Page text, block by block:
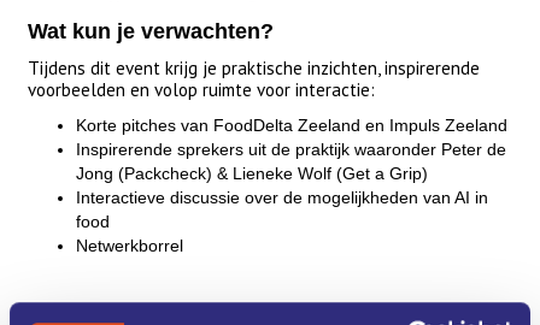
Wat kun je verwachten?
Tijdens dit event krijg je praktische inzichten, inspirerende
voorbeelden en volop ruimte voor interactie:
Korte pitches van FoodDelta Zeeland en Impuls Zeeland
Inspirerende sprekers uit de praktijk waaronder Peter de
Jong (Packcheck) & Lieneke Wolf (Get a Grip)
Interactieve discussie over de mogelijkheden van AI in
food
Netwerkborrel
Voor wie?